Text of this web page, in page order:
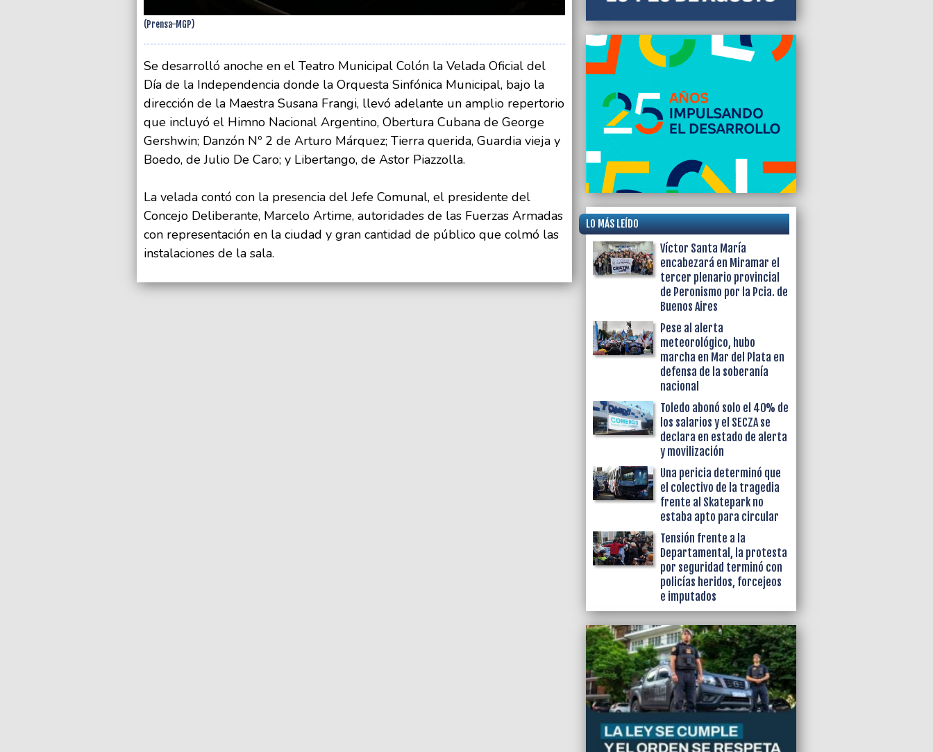
(Prensa-MGP)
Se desarrolló anoche en el Teatro Municipal Colón la Velada Oficial del
Día de la Independencia donde la Orquesta Sinfónica Municipal, bajo la
dirección de la Maestra Susana Frangi, llevó adelante un amplio repertorio
que incluyó el Himno Nacional Argentino, Obertura Cubana de George
Gershwin; Danzón Nº 2 de Arturo Márquez; Tierra querida, Guardia vieja y
Boedo, de Julio De Caro; y Libertango, de Astor Piazzolla.
La velada contó con la presencia del Jefe Comunal, el presidente del
Concejo Deliberante, Marcelo Artime, autoridades de las Fuerzas Armadas
con representación en la ciudad y gran cantidad de público que colmó las
instalaciones de la sala.
LO MÁS LEÍDO
Víctor Santa María
encabezará en Miramar el
tercer plenario provincial
de Peronismo por la Pcia. de
Buenos Aires
Pese al alerta
meteorológico, hubo
marcha en Mar del Plata en
defensa de la soberanía
nacional
Toledo abonó solo el 40% de
los salarios y el SECZA se
declara en estado de alerta
y movilización
Una pericia determinó que
el colectivo de la tragedia
frente al Skatepark no
estaba apto para circular
Tensión frente a la
Departamental, la protesta
por seguridad terminó con
policías heridos, forcejeos
e imputados